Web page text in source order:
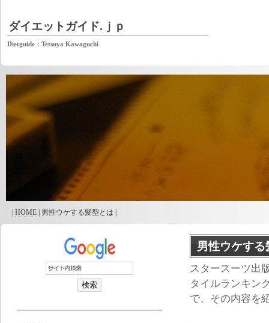
ダイエットガイド.ｊｐ
Dietguide：Tetsuya Kawaguchi
HOME | 男性ウケする髪型とは |
男性ウケする
スタースーツ出
タイルランキン
で、その内容を